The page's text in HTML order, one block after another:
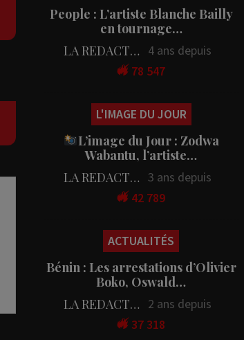
People : L’artiste Blanche Bailly
en tournage…
LA REDACTION
4 ans depuis
78 547
L'IMAGE DU JOUR
L’image du Jour : Zodwa
Wabantu, l’artiste…
LA REDACTION 3 ans depuis
42 789
ACTUALITÉS
Bénin : Les arrestations d’Olivier
Boko, Oswald…
LA REDACTION
2 ans depuis
37 318